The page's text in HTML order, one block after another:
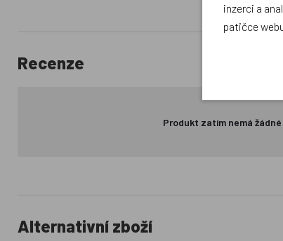
Recenze
Produkt zatím nemá
Alternativní zboží
inzerci a
patičce